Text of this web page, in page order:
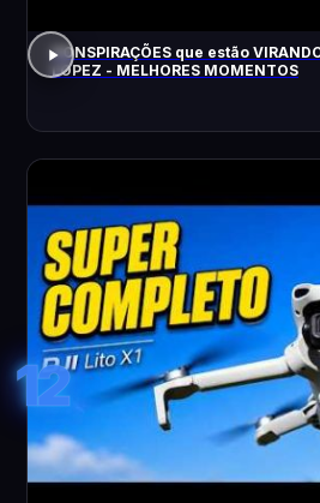
CONSPIRAÇÕES que estão
LOPEZ - MELHORES MOMENTOS
12